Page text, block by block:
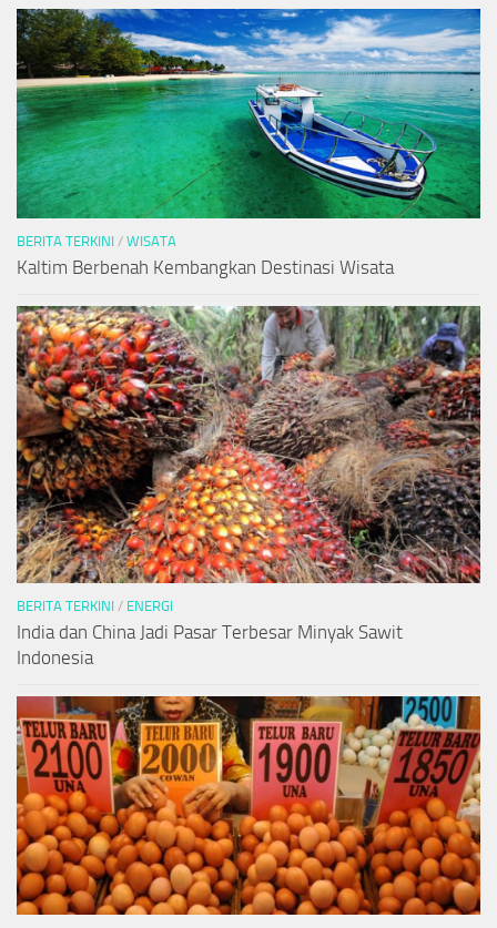
BERITA TERKINI / WISATA
Kaltim Berbenah Kembangkan Destinasi Wisata
BERITA TERKINI / ENERGI
India dan China Jadi Pasar Terbesar Minyak Sawit
Indonesia